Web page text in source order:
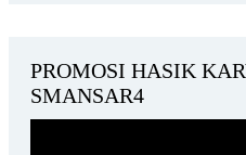
PROMOSI HASIK
SMANSAR4